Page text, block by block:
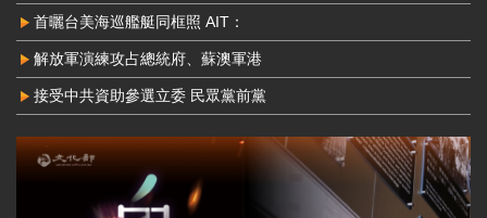
首曬台美海巡艦艇同框照 AIT：
解放軍演練攻占總統府、蘇澳軍港
接受中共資助參選立委 民眾黨前黨